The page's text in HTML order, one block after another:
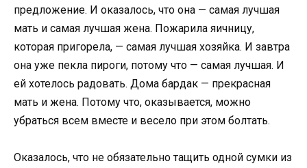
предложение. И оказалось, что она — самая лучшая
мать и самая лучшая жена. Пожарила яичницу,
которая пригорела, — самая лучшая хозяйка. И завтра
она уже пекла пироги, потому что — самая лучшая. И
ей хотелось радовать. Дома бардак — прекрасная
мать и жена. Потому что, оказывается, можно
убраться всем вместе и весело при этом болтать.
Оказалось, что не обязательно тащить одной сумки из